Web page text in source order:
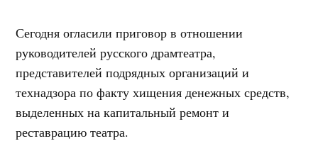
Сегодня огласили приговор в отношении
руководителей русского драмтеатра,
представителей подрядных организаций и
технадзора по факту хищения денежных средств,
выделенных на капитальный ремонт и
реставрацию театра.